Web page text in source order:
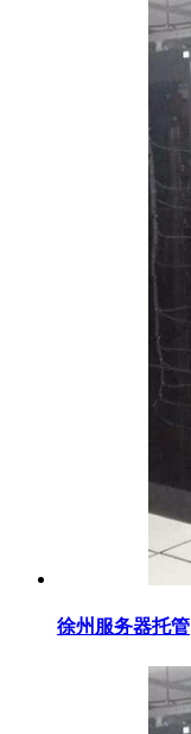
徐州服务器托管